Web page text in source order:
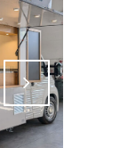
Attiva comando